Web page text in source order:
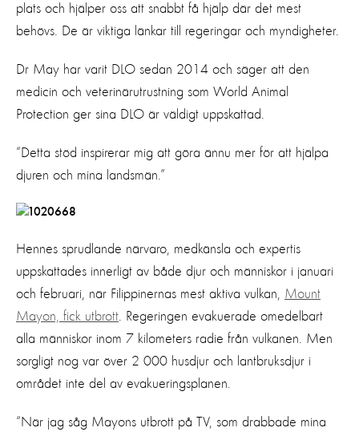
plats och hjälper oss att snabbt få hjälp där det mest
behövs. De är viktiga länkar till regeringar och myndigheter.
Dr May har varit DLO sedan 2014 och säger att den
medicin och veterinärutrustning som World Animal
Protection ger sina DLO är väldigt uppskattad.
“Detta stöd inspirerar mig att göra ännu mer för att hjälpa
djuren och mina landsmän.”
Hennes sprudlande närvaro, medkänsla och expertis
uppskattades innerligt av både djur och människor i januari
och februari, när Filippinernas mest aktiva vulkan, Mount
Mayon, fick utbrott . Regeringen evakuerade omedelbart
alla människor inom 7 kilometers radie från vulkanen. Men
sorgligt nog var över 2 000 husdjur och lantbruksdjur i
området inte del av evakueringsplanen.
“När jag såg Mayons utbrott på TV, som drabbade mina